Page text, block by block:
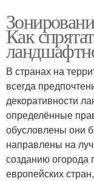
Как
В странах на
всегда
декоративности
определённые
обусловлены они
направлены на
созданию огорода
европейских